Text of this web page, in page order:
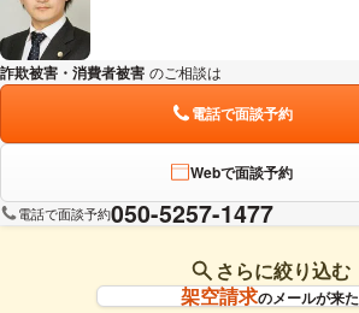
詐欺被害・消費者被害 のご相談は
電話で面談予約
Webで面談予約
電話で面談予約050-5257-1477
さらに絞り込む
架空請求のメールが来た